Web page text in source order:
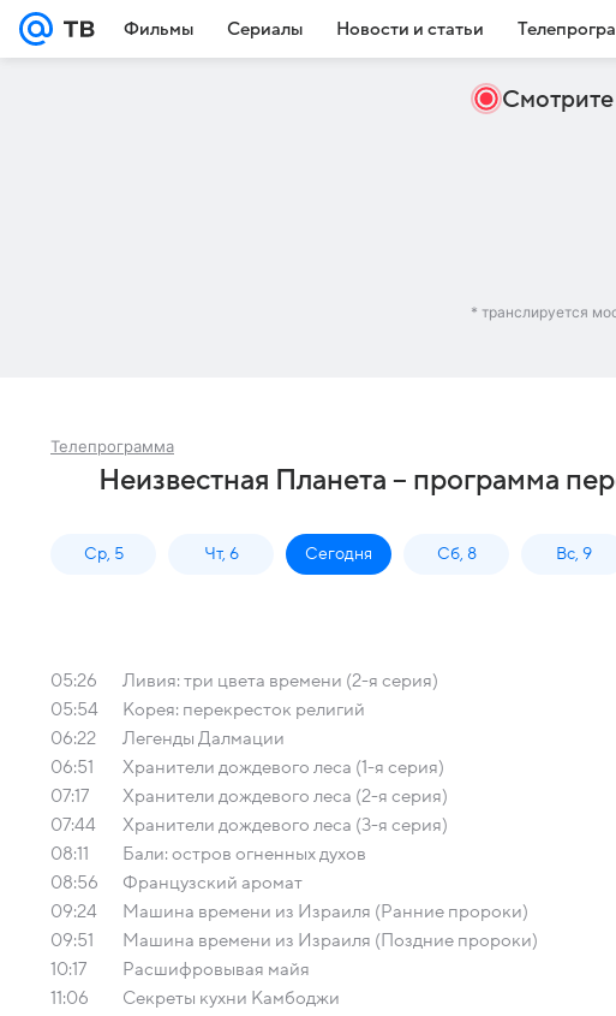
Фильмы Сериалы Новости и статьи
* транслируется
Телепрограмма
Неизвестная Планета – программа
Ср, 5 Чт, 6 Сегодня Сб, 8 Вс, 9
05:26
Ливия: три цвета времени (2-я серия)
05:54
Корея: перекресток религий
06:22
Легенды Далмации
06:51
Хранители дождевого леса (1-я серия)
07:17
Хранители дождевого леса (2-я серия)
07:44
Хранители дождевого леса (3-я серия)
08:11
Бали: остров огненных духов
08:56
Французский аромат
09:24
Машина времени из Израиля (Ранние пророки)
09:51
Машина времени из Израиля (Поздние пророки)
10:17
Расшифровывая майя
11:06
Секреты кухни Камбоджи